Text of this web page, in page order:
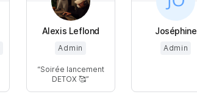
Alexis Leflond
Admin
Soirée lancement
DETOX 🥰
Joséphine
Admin